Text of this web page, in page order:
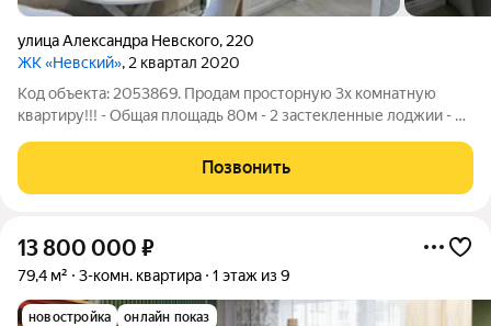
улица Александра Невского, 220
ЖК «Невский», 2 квартал 2020
Код объекта: 2053869. Продам просторную 3х комнатную
квартиру!!! - Общая площадь 80м - 2 застекленные лоджии - 3
Гардеробная 1,6м - Коридор 12м - Сан/узел 5,1 Кирпичный дом
2020 года постройки, 2/9
Позвонить
13 800 000 ₽
79,4 м² 3-комн. квартира 1 этаж из 9
новостройка онлайн показ